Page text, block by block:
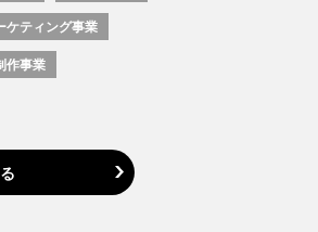
ケティング事業
作事業